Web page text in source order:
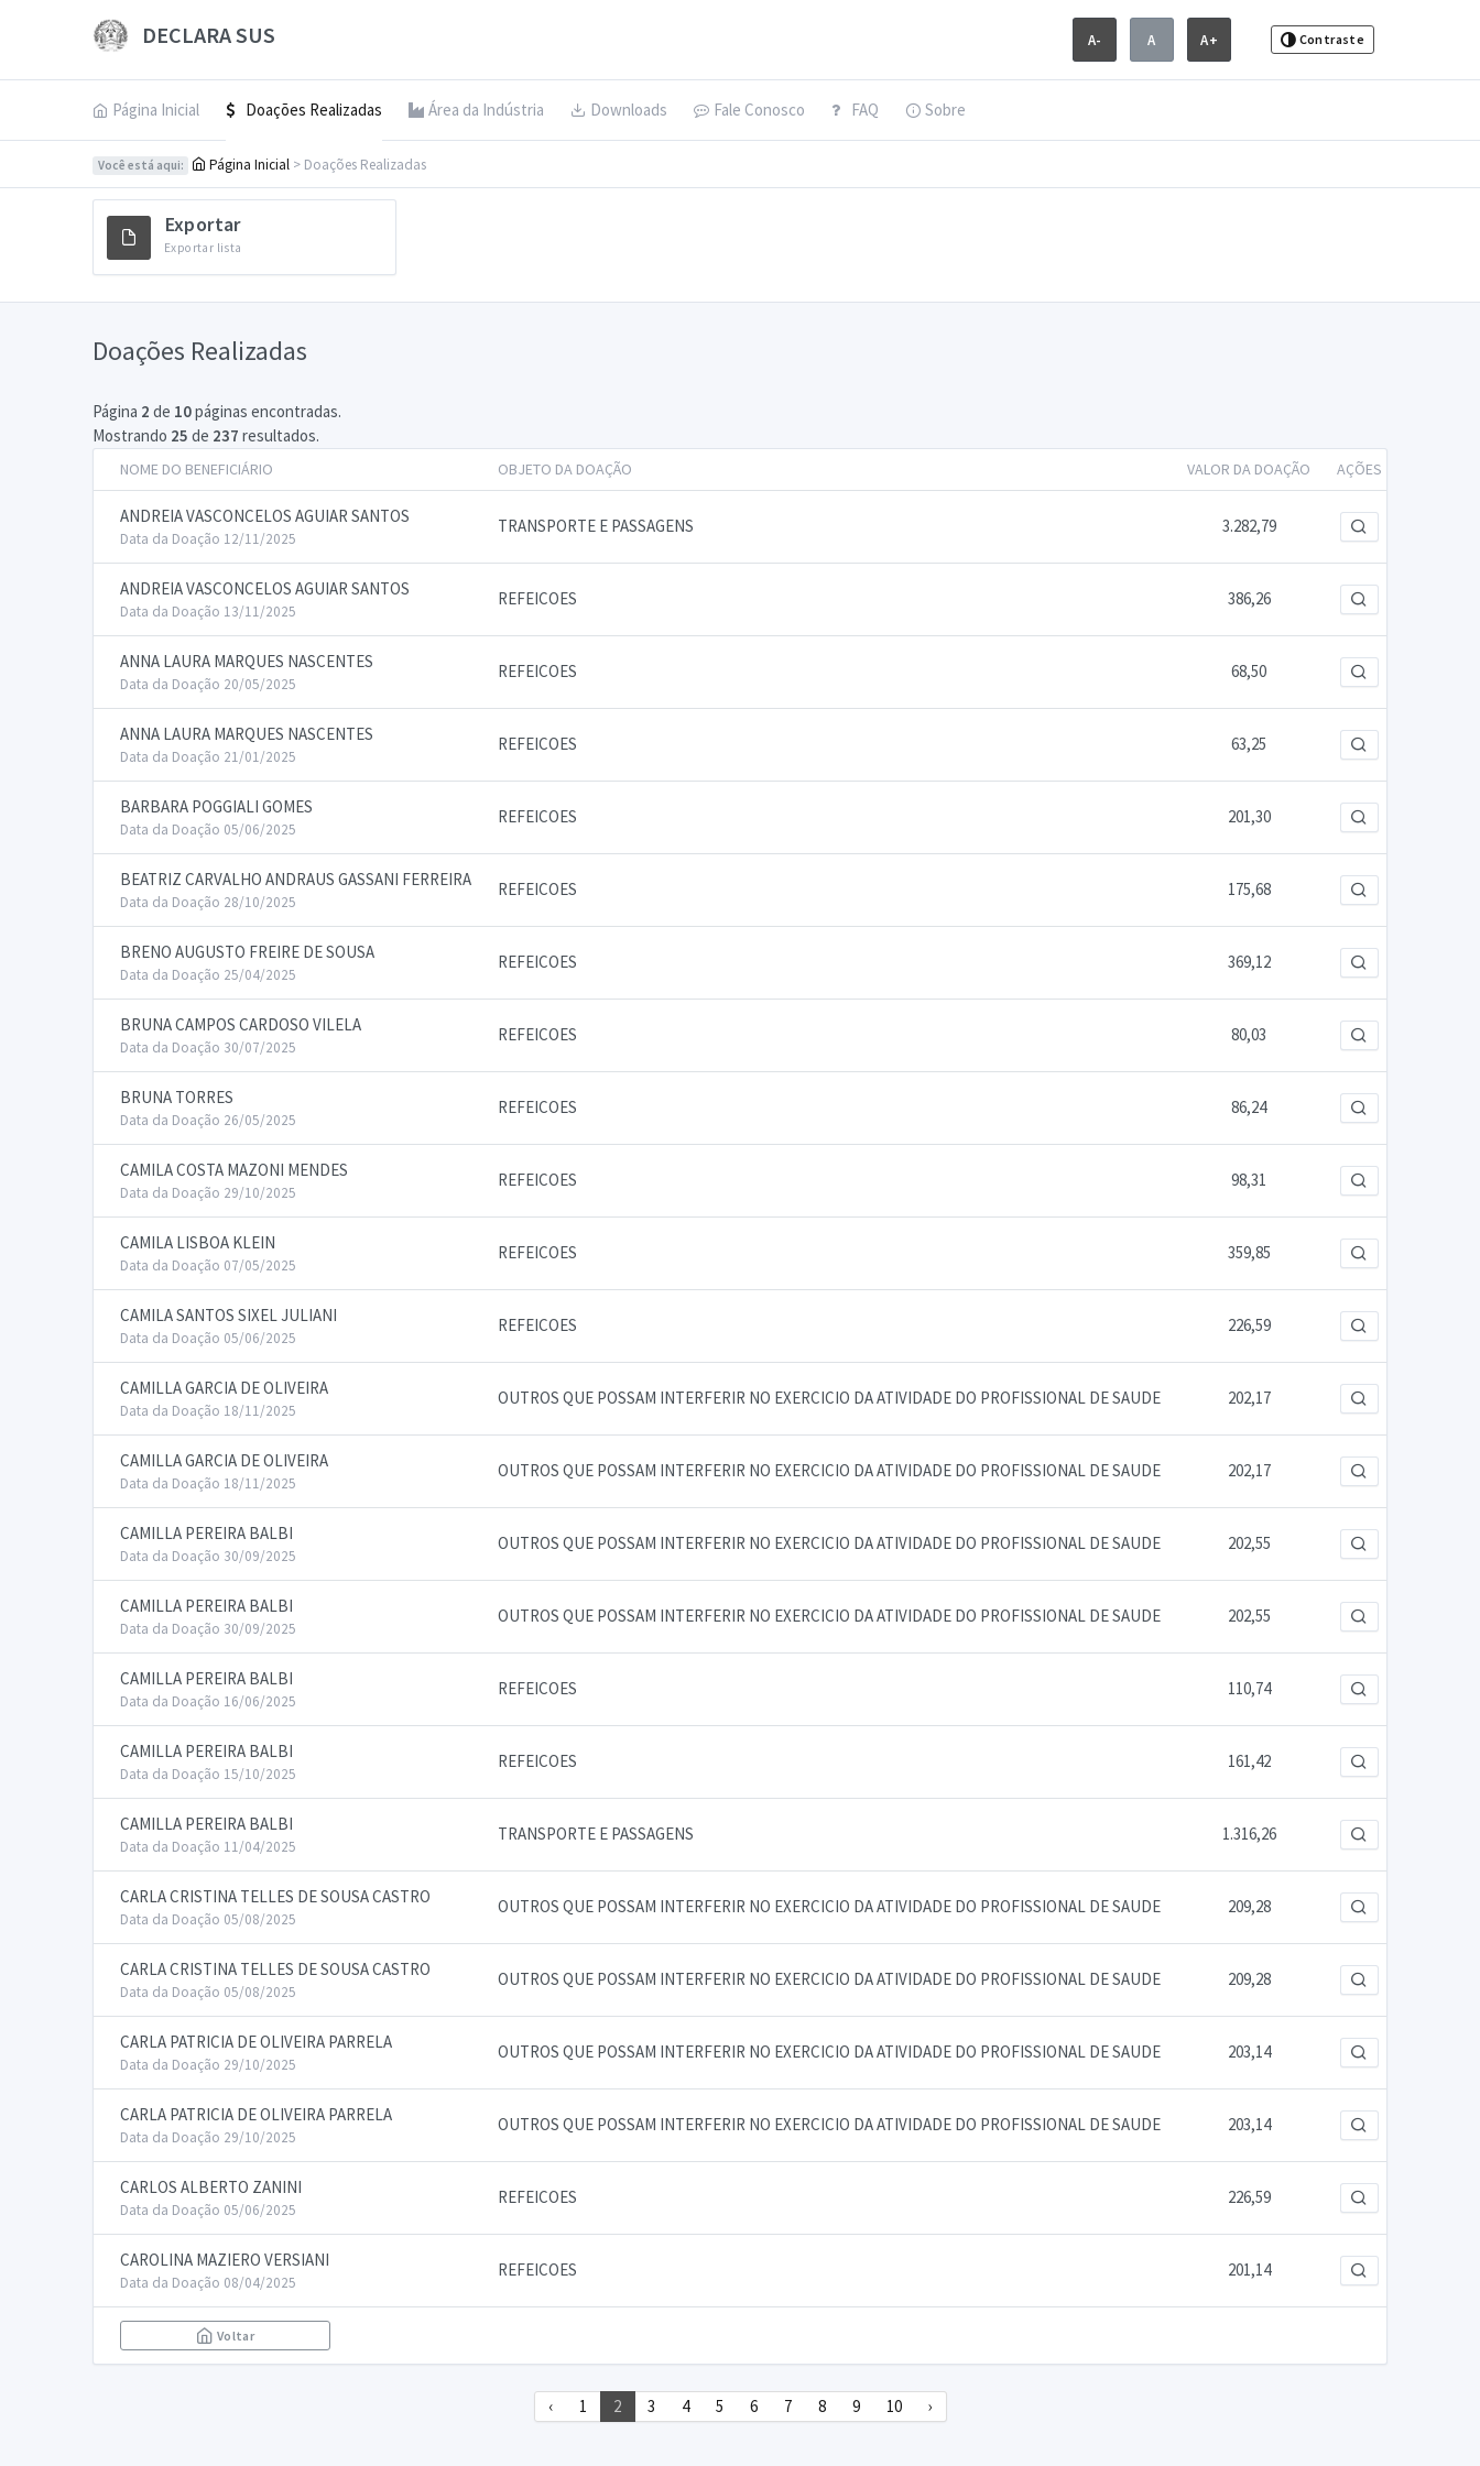
DECLARA SUS A- A A+ Contraste
Página Inicial Doações Realizadas Área da Indústria Downloads Fale Conosco FAQ Sobre
Você está aqui: Página Inicial > Doações Realizadas
Exportar
Exportar lista
Doações Realizadas
Página 2 de 10páginas encontradas.
Mostrando 25 de 237 resultados.
NOME DO BENEFICIÁRIO OBJETO DA DOAÇÃO VALOR DA DOAÇÃO AÇÕES
ANDREIA VASCONCELOS AGUIAR SANTOS
Data da Doação 12/11/2025
TRANSPORTE E PASSAGENS 3.282,79
ANDREIA VASCONCELOS AGUIAR SANTOS
Data da Doação 13/11/2025
REFEICOES 386,26
ANNA LAURA MARQUES NASCENTES
Data da Doação 20/05/2025
REFEICOES 68,50
ANNA LAURA MARQUES NASCENTES
Data da Doação 21/01/2025
REFEICOES 63,25
BARBARA POGGIALI GOMES
Data da Doação 05/06/2025
REFEICOES 201,30
BEATRIZ CARVALHO ANDRAUS GASSANI FERREIRA
Data da Doação 28/10/2025
REFEICOES 175,68
BRENO AUGUSTO FREIRE DE SOUSA
Data da Doação 25/04/2025
REFEICOES 369,12
BRUNA CAMPOS CARDOSO VILELA
Data da Doação 30/07/2025
REFEICOES 80,03
BRUNA TORRES
Data da Doação 26/05/2025
REFEICOES 86,24
CAMILA COSTA MAZONI MENDES
Data da Doação 29/10/2025
REFEICOES 98,31
CAMILA LISBOA KLEIN
Data da Doação 07/05/2025
REFEICOES 359,85
CAMILA SANTOS SIXEL JULIANI
Data da Doação 05/06/2025
REFEICOES 226,59
CAMILLA GARCIA DE OLIVEIRA
Data da Doação 18/11/2025
OUTROS QUE POSSAM INTERFERIR NO EXERCICIO DA ATIVIDADE DO PROFISSIONAL DE SAUDE 202,17
CAMILLA GARCIA DE OLIVEIRA
Data da Doação 18/11/2025
OUTROS QUE POSSAM INTERFERIR NO EXERCICIO DA ATIVIDADE DO PROFISSIONAL DE SAUDE 202,17
CAMILLA PEREIRA BALBI
Data da Doação 30/09/2025
OUTROS QUE POSSAM INTERFERIR NO EXERCICIO DA ATIVIDADE DO PROFISSIONAL DE SAUDE 202,55
CAMILLA PEREIRA BALBI
Data da Doação 30/09/2025
OUTROS QUE POSSAM INTERFERIR NO EXERCICIO DA ATIVIDADE DO PROFISSIONAL DE SAUDE 202,55
CAMILLA PEREIRA BALBI
Data da Doação 16/06/2025
REFEICOES 110,74
CAMILLA PEREIRA BALBI
Data da Doação 15/10/2025
REFEICOES 161,42
CAMILLA PEREIRA BALBI
Data da Doação 11/04/2025
TRANSPORTE E PASSAGENS 1.316,26
CARLA CRISTINA TELLES DE SOUSA CASTRO
Data da Doação 05/08/2025
OUTROS QUE POSSAM INTERFERIR NO EXERCICIO DA ATIVIDADE DO PROFISSIONAL DE SAUDE 209,28
CARLA CRISTINA TELLES DE SOUSA CASTRO
Data da Doação 05/08/2025
OUTROS QUE POSSAM INTERFERIR NO EXERCICIO DA ATIVIDADE DO PROFISSIONAL DE SAUDE 209,28
CARLA PATRICIA DE OLIVEIRA PARRELA
Data da Doação 29/10/2025
OUTROS QUE POSSAM INTERFERIR NO EXERCICIO DA ATIVIDADE DO PROFISSIONAL DE SAUDE 203,14
CARLA PATRICIA DE OLIVEIRA PARRELA
Data da Doação 29/10/2025
OUTROS QUE POSSAM INTERFERIR NO EXERCICIO DA ATIVIDADE DO PROFISSIONAL DE SAUDE 203,14
CARLOS ALBERTO ZANINI
Data da Doação 05/06/2025
REFEICOES 226,59
CAROLINA MAZIERO VERSIANI
Data da Doação 08/04/2025
REFEICOES 201,14
Voltar
‹ 1 2 3 4 5 6 7 8 9 10 ›